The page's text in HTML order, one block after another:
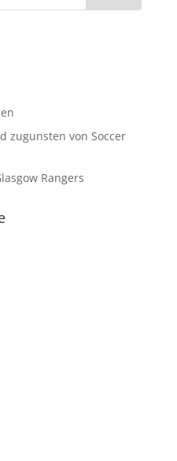
zugunsten von Soccer
Rangers